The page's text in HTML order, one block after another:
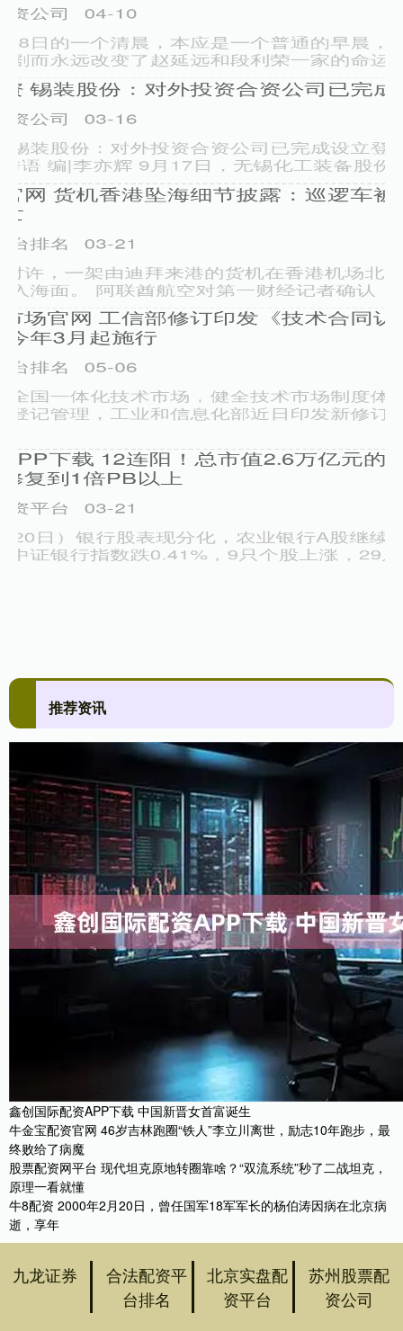
北京实盘配资平台 03-31
r 3月30日，深圳市发布《促进外贸提质增效三年行动计划出口深
圳专项措施》（下称进口十条），围绕十大核心领域推出专项举措
银河配资 周朝分封制的兴起与衰落，重赏王公贵族，庞大
王国由此诞生
周朝是中国历史上疆域扩张最关键的阶段，其推行的分封制度为后
世汉地省份和主要聚居区的形成奠定了基础。这种分封并非简单的
领土
有哪些好的择校出路与建议？
合法配资平台排名 04-03
一、先放宽心态：考不上高中，不是人生 “终点站” 每年安徽初三
升学季，总有部分考生因成绩差距无缘普通高中。但请记住：普通
乐发配资 京东，没出息？
双十一前，京东"霸王硬上弓"的八卦传得沸沸扬扬。 网传家电巨头
美的集团因"价格违规"被京东罚了 500 万元。 消息出来
海越互赢配资APP下载 【机构调研记录】中信证券调研科
达利、新天然气等6只个股（附名单）
北京实盘配资平台 03-31
证券之星消息，根据市场公开信息及3月30日披露的机构调研信
息，中信证券近期对6家上市公司进行了调研。调研上市公司名单
如下
推荐资讯
鑫创国际配资APP下载 中国新晋女首富诞生
牛金宝配资官网 46岁吉林跑圈“铁人”李立川离世，励志10年跑步，最
终败给了病魔
股票配资网平台 现代坦克原地转圈靠啥？“双流系统”秒了二战坦克，
原理一看就懂
牛8配资 2000年2月20日，曾任国军18军军长的杨伯涛因病在北京病
逝，享年
九龙证券
合法配资平
台排名
北京实盘配
资平台
苏州股票配
资公司